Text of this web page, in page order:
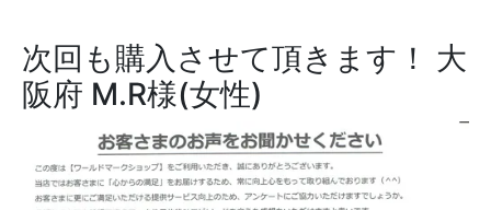
次回も購入させて頂きます！ 大
阪府 M.R様(女性)